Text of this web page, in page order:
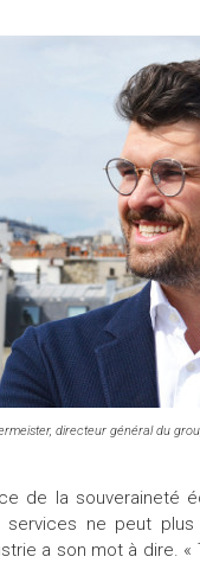
directeur général du
de la souveraineté
ne peut
a son mot à dire.